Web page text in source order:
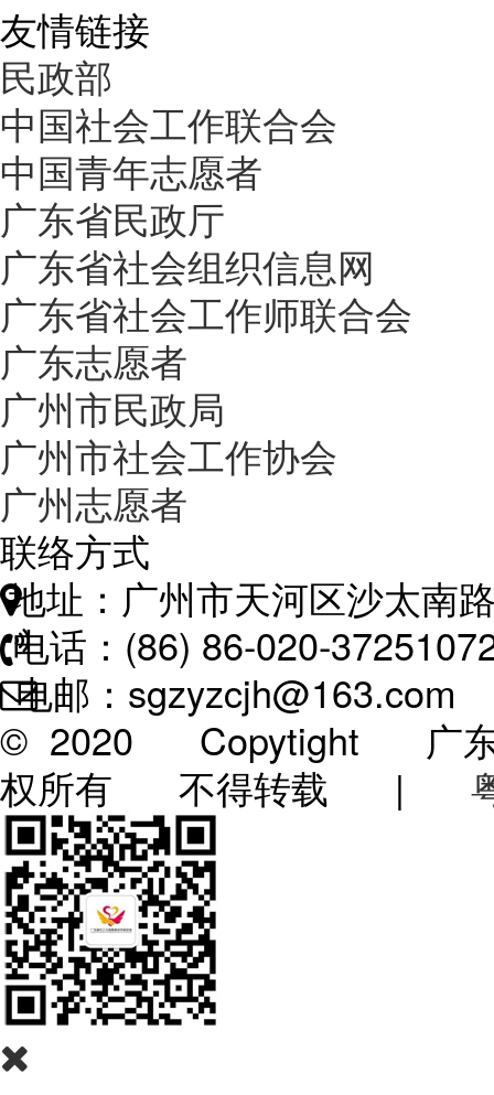
友情链接
民政部
中国社会工作联合会
中国青年志愿者
广东省民政厅
广东省社会组织信息网
广东省社会工作师联合会
广东志愿者
广州市民政局
广州市社会工作协会
广州志愿者
联络方式
地址：广州市天河区沙太南
电话：(86) 86-020-
电邮：sgzyzcjh@163.com
© 2020 Copytight 广东
权所有 不得转载 |